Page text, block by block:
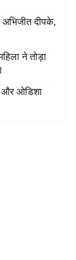
अभिजीत दीपके,
ने तोड़ा
और ओडिशा